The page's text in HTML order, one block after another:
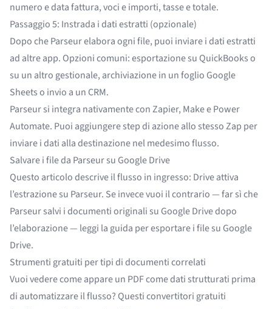
numero e data fattura, voci e importi, tasse e totale.
Passaggio 5: Instrada i dati estratti (opzionale)
Dopo che Parseur elabora ogni file, puoi inviare i dati estratti
ad altre app. Opzioni comuni: esportazione su QuickBookso
su un altro gestionale, archiviazione in un foglio Google
Sheets o invio a un CRM.
Parseur si integra nativamente conZapier, MakeePower
Automate. Puoi aggiungere step di azione allo stesso Zap per
inviare i dati alla destinazione nel medesimo flusso.
Salvare i file da Parseur su Google Drive
Questo articolo descrive il flusso in ingresso: Drive attiva
l’estrazione su Parseur. Se invece vuoi il contrario — far sì che
Parseur salvi i documenti originali su Google Drive dopo
l’elaborazione — leggi la guida per esportare i file su Google
Drive.
Strumenti gratuiti per tipi di documenti correlati
Vuoi vedere come appare un PDF come dati strutturati prima
di automatizzare il flusso? Questi convertitori gratuiti